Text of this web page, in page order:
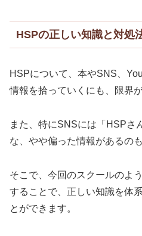
HSPの正しい知識と対処
HSPについて、本やSNS、
情報を拾っていくにも、限界
また、特にSNSには「HSPさ
な、やや偏った情報があるの
そこで、今回のスクールのよ
することで、正しい知識を体
とができます。